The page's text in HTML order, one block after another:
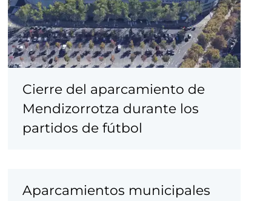
Cierre del aparcamiento de
Mendizorrotza durante los
partidos de fútbol
Aparcamientos municipales